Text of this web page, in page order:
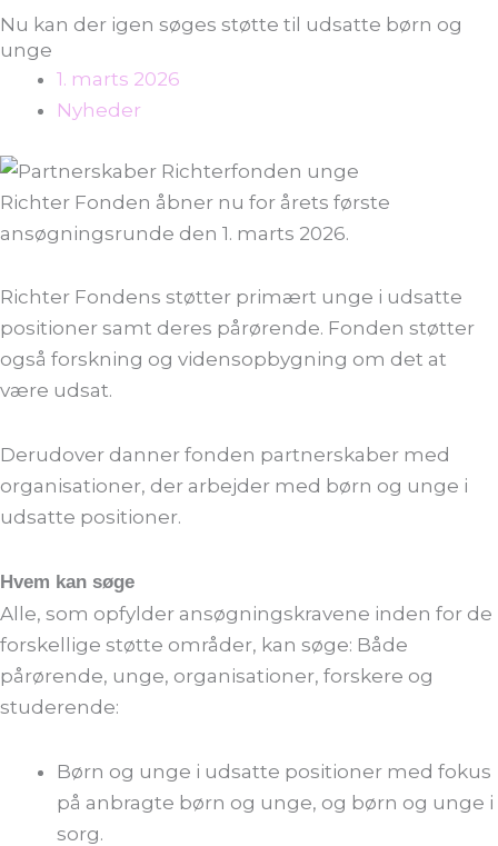
Nu kan der igen søges støtte til udsatte børn og
unge
1. marts 2026
Nyheder
Richter Fonden åbner nu for årets første
ansøgningsrunde den 1. marts 2026.
Richter Fondens støtter primært unge i udsatte
positioner samt deres pårørende. Fonden støtter
også forskning og vidensopbygning om det at
være udsat.
Derudover danner fonden partnerskaber med
organisationer, der arbejder med børn og unge i
udsatte positioner.
Hvem kan søge
Alle, som opfylder ansøgningskravene inden for de
forskellige støtte områder, kan søge: Både
pårørende, unge, organisationer, forskere og
studerende:
Børn og unge i udsatte positioner med fokus
på anbragte børn og unge, og børn og unge i
sorg.